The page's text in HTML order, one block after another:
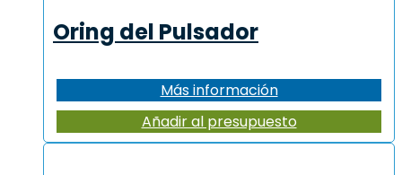
Oring del Pulsador
Más información
Añadir al presupuesto